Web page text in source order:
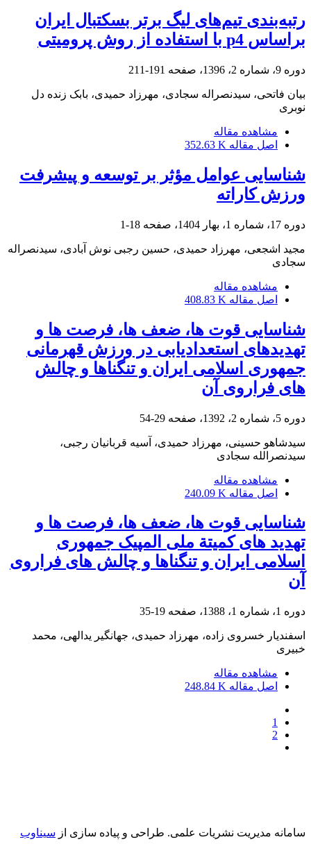
رتبه‌بندی تیم‌های لیگ برتر بسکتبال ایران
براساس p4 با استفاده از روش پرومیتی
دوره 9، شماره 2، 1396، صفحه 191-211
بیان فاتحی، سیدنصراله سجادی، مهرزاد حمیدی، بابک زنده دل
نوبری
مشاهده مقاله
اصل مقاله 352.63 K
شناسایی عوامل مؤثر بر توسعه و پیشرفت
ورزش کاراته
دوره 17، شماره 1، بهار 1404، صفحه 18-1
مجید اشجعی، مهرزاد حمیدی، حسین رجبی نوش آبادی، سیدنصراله
سجادی
مشاهده مقاله
اصل مقاله 408.83 K
شناسایی قوت ها، ضعف ها، فرصت ها و
تهدیدهای استعدادیابی در ورزش قهرمانی
جمهوری اسلامی ایران و تنگناها و چالش
های فراروی آن
دوره 5، شماره 2، 1392، صفحه 29-54
سیدشاهو حسینی، مهرزاد حمیدی، آسیه قربانیان رجبی،
سیدنصرالله سجادی
مشاهده مقاله
اصل مقاله 240.09 K
شناسایی قوت ها، ضعف ها، فرصت ها و
تهدید های کمیتة ملی المپیک جمهوری
اسلامی ایران و تنگناها و چالش های فراروی
آن
دوره 1، شماره 1، 1388، صفحه 19-35
اسفندیار خسروی زاده، مهرزاد حمیدی، جهانگیر یدالهی، محمد
خبیری
مشاهده مقاله
اصل مقاله 248.84 K
1
2
سامانه مدیریت نشریات علمی. طراحی و پیاده سازی از سیناوب